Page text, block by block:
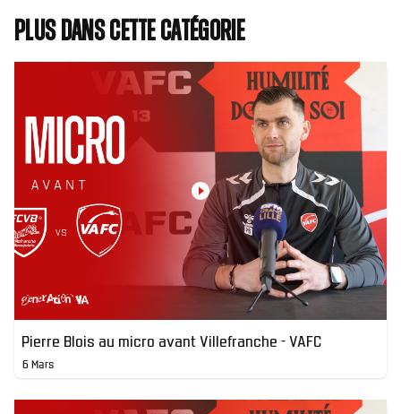
Plus dans cette catégorie
Pierre Blois au micro avant Villefranche - VAFC
6 Mars